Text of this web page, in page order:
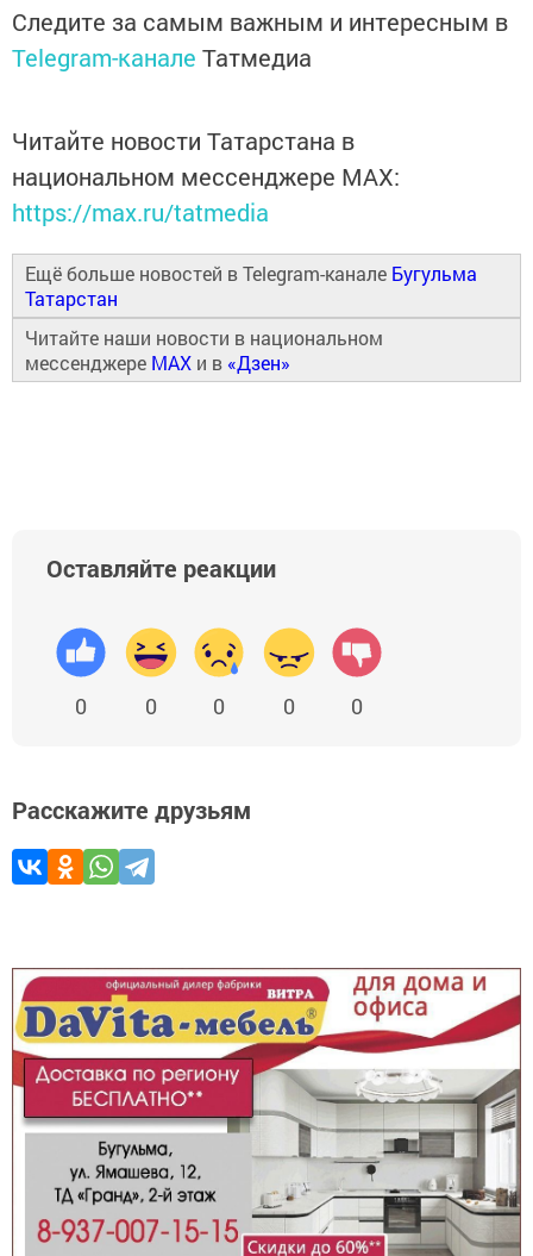
Следите за самым важным и интересным в
Telegram-канале Татмедиа
Читайте новости Татарстана в
национальном мессенджере MАХ:
https://max.ru/tatmedia
Ещё больше новостей в Telegram-канале Бугульма
Татарстан
Читайте наши новости в национальном
мессенджере MAX и в «Дзен»
Оставляйте реакции
0 0 0 0 0
Расскажите друзьям